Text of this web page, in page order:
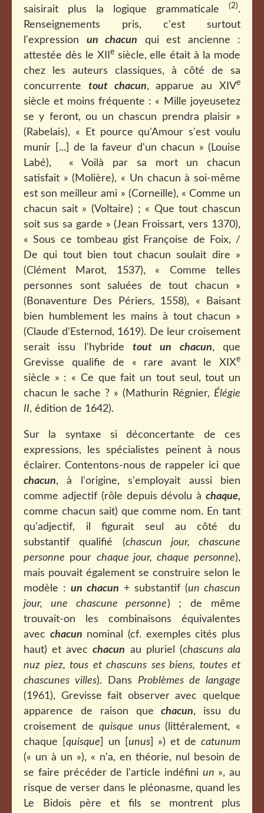
saisirait plus la logique grammaticale
(2).
Renseignements pris, c'est surtout
l'expression un chacun qui est ancienne :
attestée dès le XII
esiècle, elle était à la mode
chez les auteurs classiques, à côté de sa
concurrente tout chacun, apparue au XIVe
siècle et moins fréquente : « Mille joyeusetez
se y feront, ou un chascun prendra plaisir »
(Rabelais), « Et pource qu'Amour s'est voulu
munir [...] de la faveur d'un chacun » (Louise
Labé), « Voilà par sa mort un chacun
satisfait » (Molière), « Un chacun à soi-même
est son meilleur ami » (Corneille), « Comme un
chacun sait » (Voltaire) ; « Que tout chascun
soit sus sa garde » (Jean Froissart, vers 1370),
« Sous ce tombeau gist Françoise de Foix, /
De qui tout bien tout chacun soulait dire »
(Clément Marot, 1537), « Comme telles
personnes sont saluées de tout chacun »
(Bonaventure Des Périers, 1558), « Baisant
bien humblement les mains à tout chacun »
(Claude d'Esternod, 1619). De leur croisement
serait issu l'hybride tout un chacun, que
Grevisse qualifie de « rare avant le XIXe
siècle » : « Ce que fait un tout seul, tout un
chacun le sache ? » (Mathurin Régnier, Élégie
II, édition de 1642).
Sur la syntaxe si déconcertante de ces
expressions, les spécialistes peinent à nous
éclairer. Contentons-nous de rappeler ici que
chacun, à l'origine, s'employait aussi bien
comme adjectif (rôle depuis dévolu à chaque,
comme chacun sait) que comme nom. En tant
qu'adjectif, il figurait seul au côté du
substantif qualifié (chascun jour, chascune
personne pour chaque jour, chaque personne),
mais pouvait également se construire selon le
modèle : un chacun + substantif (un chascun
jour, une chascune personne) ; de même
trouvait-on les combinaisons équivalentes
avec chacun nominal (cf. exemples cités plus
haut) et avecchacun au pluriel (chascuns ala
nuz piez, tous et chascuns ses biens, toutes et
chascunes villes). Dans Problèmes de langage
(1961), Grevisse fait observer avec quelque
apparence de raison quechacun, issu du
croisement dequisque unus(littéralement, «
chaque [ quisque ] un [ unus] ») et decatunum
(« un à un »), « n'a, en théorie, nul besoin de
se faire précéder de l'article indéfini un », au
risque de verser dans le pléonasme, quand les
Le Bidois père et fils se montrent plus